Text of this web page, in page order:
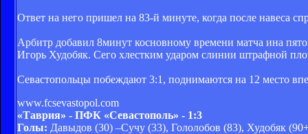
Ответ на него пришел на 83-й минуте, когда после навеса
Арбитр добавил 8минут косновному времени матча ина
Игорь Худобяк. Сего хлестким ударом слинии штрафной
Севастопольцы побеждают 3:1, поднимаются на 12 место
www.fcsevastopol.com
«Таврия» - ПФК «Севастополь» - 1:3
Голы: Давыдов (30) –Сучу (33), Гололобов (83), Худобяк